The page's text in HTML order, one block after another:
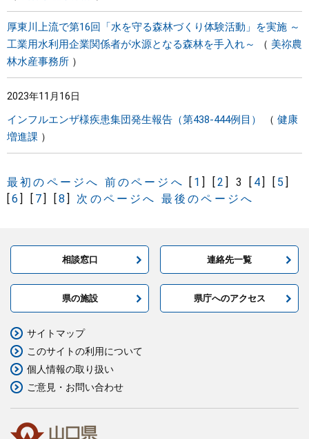
厚東川上流で第16回「水を守る森林づくり体験活動」を実施 ～
工業用水利用企業関係者が水源となる森林を手入れ～
美祢農
林水産事務所
2023年11月16日
インフルエンザ様疾患集団発生報告（第438-444例目）
健康
増進課
最初のページへ 前のページへ [ 1] [2] 3 [ 4] [ 5]
[6] [ 7] [8] 次のページへ 最後のページへ
相談窓口 連絡先一覧
県の施設 県庁へのアクセス
サイトマップ
このサイトの利用について
個人情報の取り扱い
ご意見・お問い合わせ